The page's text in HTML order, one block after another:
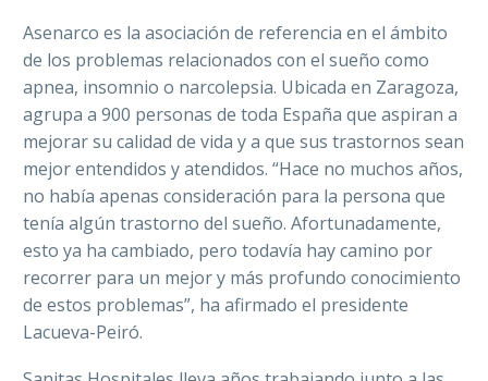
Asenarco es la asociación de referencia en el ámbito
de los problemas relacionados con el sueño como
apnea, insomnio o narcolepsia. Ubicada en Zaragoza,
agrupa a 900 personas de toda España que aspiran a
mejorar su calidad de vida y a que sus trastornos sean
mejor entendidos y atendidos. “Hace no muchos años,
no había apenas consideración para la persona que
tenía algún trastorno del sueño. Afortunadamente,
esto ya ha cambiado, pero todavía hay camino por
recorrer para un mejor y más profundo conocimiento
de estos problemas”, ha afirmado el presidente
Lacueva-Peiró.